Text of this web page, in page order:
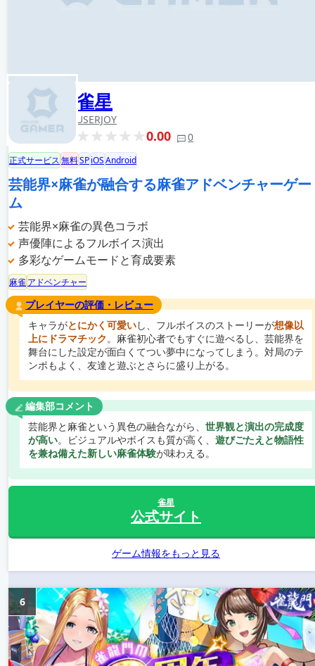
雀星
USERJOY
0.00 0
正式サービス無料SPiOSAndroid
芸能界×麻雀が融合する麻雀アドベンチャーゲー
ム
芸能界×麻雀の異色コラボ
声優陣によるフルボイス演出
多彩なゲームモードと育成要素
麻雀 アドベンチャー
プレイヤーの評価・レビュー
キャラがとにかく可愛いし、フルボイスのストーリーが想像以
上にドラマチック。麻雀初心者でもすぐに遊べるし、芸能界を
舞台にした設定が面白くてつい夢中になってしまう。対局のテ
ンポもよく、友達と遊ぶとさらに盛り上がる。
編集部コメント
芸能界と麻雀という異色の融合ながら、 世界観と演出の完成度
が高い。ビジュアルやボイスも質が高く、 遊びごたえと物語性
を兼ね備えた新しい麻雀体験が味わえる。
雀星
公式サイト
ゲーム情報をもっと見る
6